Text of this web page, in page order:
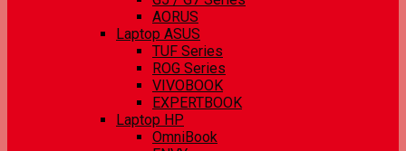
AORUS
Laptop ASUS
TUF Series
ROG Series
VIVOBOOK
EXPERTBOOK
Laptop HP
OmniBook